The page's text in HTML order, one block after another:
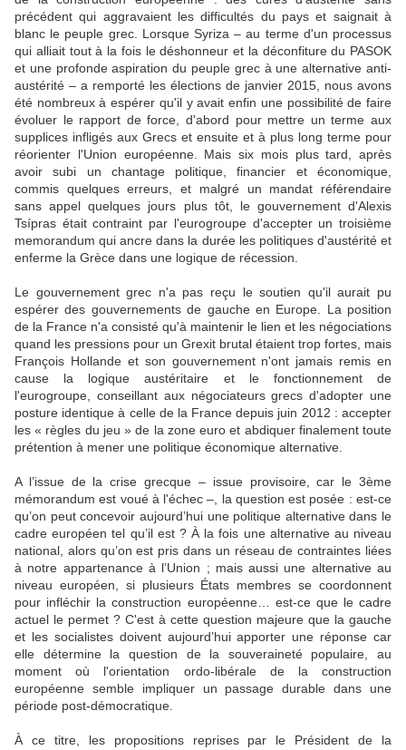
précédent qui aggravaient les difficultés du pays et saignait à
blanc le peuple grec. Lorsque Syriza – au terme d'un processus
qui alliait tout à la fois le déshonneur et la déconfiture du PASOK
et une profonde aspiration du peuple grec à une alternative anti-
austérité – a remporté les élections de janvier 2015, nous avons
été nombreux à espérer qu'il y avait enfin une possibilité de faire
évoluer le rapport de force, d'abord pour mettre un terme aux
supplices infligés aux Grecs et ensuite et à plus long terme pour
réorienter l'Union européenne. Mais six mois plus tard, après
avoir subi un chantage politique, financier et économique,
commis quelques erreurs, et malgré un mandat référendaire
sans appel quelques jours plus tôt, le gouvernement d'Alexis
Tsípras était contraint par l'eurogroupe d'accepter un troisième
memorandum qui ancre dans la durée les politiques d'austérité et
enferme la Grèce dans une logique de récession.
Le gouvernement grec n'a pas reçu le soutien qu'il aurait pu
espérer des gouvernements de gauche en Europe. La position
de la France n'a consisté qu'à maintenir le lien et les négociations
quand les pressions pour un Grexit brutal étaient trop fortes, mais
François Hollande et son gouvernement n'ont jamais remis en
cause la logique austéritaire et le fonctionnement de
l'eurogroupe, conseillant aux négociateurs grecs d'adopter une
posture identique à celle de la France depuis juin 2012 : accepter
les « règles du jeu » de la zone euro et abdiquer finalement toute
prétention à mener une politique économique alternative.
A l’issue de la crise grecque – issue provisoire, car le 3ème
mémorandum est voué à l'échec –, la question est posée : est-ce
qu’on peut concevoir aujourd’hui une politique alternative dans le
cadre européen tel qu’il est ? À la fois une alternative au niveau
national, alors qu’on est pris dans un réseau de contraintes liées
à notre appartenance à l’Union ; mais aussi une alternative au
niveau européen, si plusieurs États membres se coordonnent
pour infléchir la construction européenne… est-ce que le cadre
actuel le permet ? C'est à cette question majeure que la gauche
et les socialistes doivent aujourd’hui apporter une réponse car
elle détermine la question de la souveraineté populaire, au
moment où l'orientation ordo-libérale de la construction
européenne semble impliquer un passage durable dans une
période post-démocratique.
À ce titre, les propositions reprises par le Président de la